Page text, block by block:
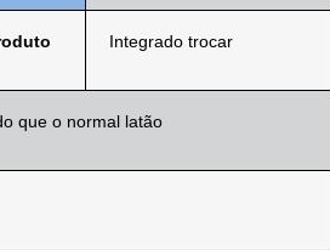
Integrado trocar
que o normal latão